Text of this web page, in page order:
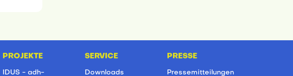
PROJEKTE
IDUS - adh-
SERVICE
Downloads
PRESSE
Pressemitteilungen